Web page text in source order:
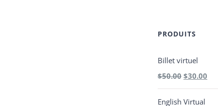
PRODUITS
Billet virtuel
$50.00 Le
prix
$30.00
English Virtual